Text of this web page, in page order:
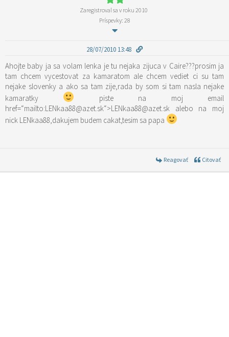
Zaregistroval sa v roku 2010
Príspevky: 28
28/07/2010 13:48
Ahojte baby ja sa volam lenka je tu nejaka zijuca v Caire???prosim ja
tam chcem vycestovat za kamaratom ale chcem vediet ci su tam
nejake slovenky a ako sa tam zije,rada by som si tam nasla nejake
kamaratky
piste na moj email
href=“mailto:LENkaa88@azet.sk“>LENkaa88@azet.sk alebo na moj
nick LENkaa88,dakujem budem cakat,tesim sa papa
Reagovať Citovať